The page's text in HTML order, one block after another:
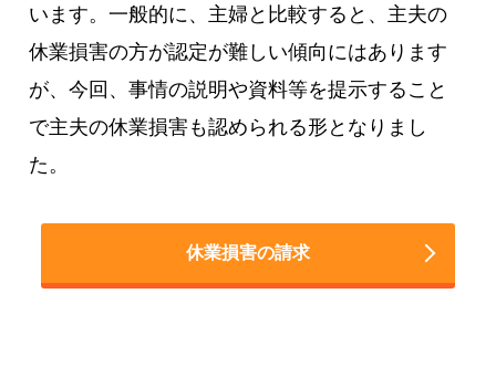
います。一般的に、主婦と比較すると、主夫の
休業損害の方が認定が難しい傾向にはあります
が、今回、事情の説明や資料等を提示すること
で主夫の休業損害も認められる形となりまし
た。
休業損害の請求